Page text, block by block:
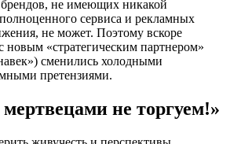
брендов, не имеющих никакой
сервиса и рекламных
не может. Поэтому вскоре
новым «стратегическим партнером»
сменились холодными
претензиями.
не торгуем!»